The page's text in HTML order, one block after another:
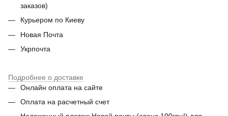
заказов)
Курьером по Киеву
Новая Почта
Укрпочта
Подробнее о доставке
Онлайн оплата на сайте
Оплата на расчетный счет